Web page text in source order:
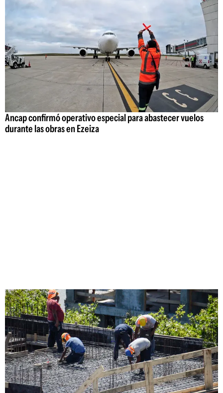
Ancap confirmó operativo especial para abastecer vuelos
durante las obras en Ezeiza